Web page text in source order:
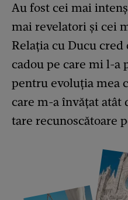
Au fost cei mai
mai revelatori şi cei
Relaţia cu Ducu cred
cadou pe care mi l-a
pentru evoluţia mea
care m-a învăţat
tare recunoscătoare